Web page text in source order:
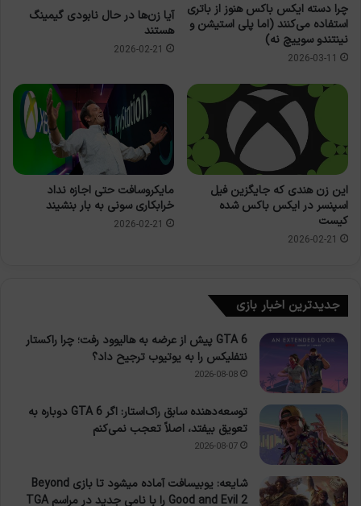
چرا دسته ایکس باکس هنوز از باتری
استفاده می‌کنند (اما پلی استیشن و
نینتندو سوییچ نه)
2026-03-11
آیا زن‌ها در حال نابودی گیمینگ
هستند
2026-02-21
این زن هندی که جایگزین فیل
اسپنسر در ایکس باکس شده
کیست
2026-02-21
مایکروسافت حتی اجازه نداد
خرابکاری سونی به بار بنشیند
2026-02-21
جدیدترین اخبار بازی
GTA 6 پیش از عرضه به هالیوود رفت؛ چرا راکستار
نتفلیکس را به یوتیوب ترجیح داد؟
2026-08-08
توسعه‌دهنده سابق راک‌استار: اگر GTA 6 دوباره به
تعویق بیفتد، اصلاً تعجب نمی‌کنم
2026-08-07
شایعه: یوبیسافت آماده میشود تا بازی Beyond
Good and Evil 2 را با نامی جدید در مراسم TGA